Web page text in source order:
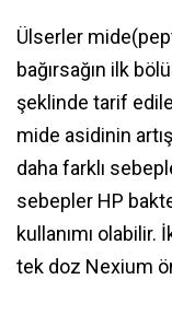
Ülserler
bağırsağın ilk
şeklinde tarif
mide asidinin
daha farklı
sebepler HP
kullanımı
tek doz Nexium